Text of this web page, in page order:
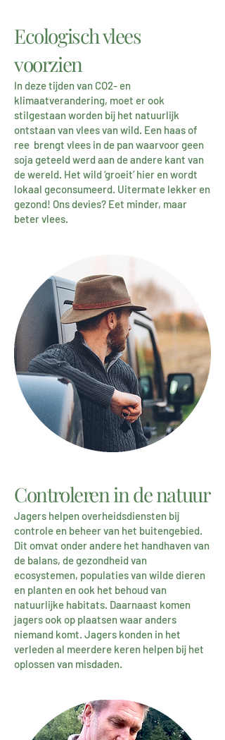
Ecologisch vlees
voorzien
In deze tijden van CO2- en
klimaatverandering, moet er ook
stilgestaan worden bij het natuurlijk
ontstaan van vlees van wild. Een haas of
ree brengt vlees in de pan waarvoor geen
soja geteeld werd aan de andere kant van
de wereld. Het wild ‘groeit’ hier en wordt
lokaal geconsumeerd. Uitermate lekker en
gezond! Ons devies? Eet minder, maar
beter vlees.
Controleren in de natuur
Jagers helpen overheidsdiensten bij
controle en beheer van het buitengebied.
Dit omvat onder andere het handhaven van
de balans, de gezondheid van
ecosystemen, populaties van wilde dieren
en planten en ook het behoud van
natuurlijke habitats. Daarnaast komen
jagers ook op plaatsen waar anders
niemand komt. Jagers konden in het
verleden al meerdere keren helpen bij het
oplossen van misdaden.